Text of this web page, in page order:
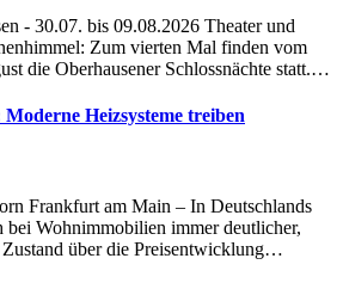
- 30.07. bis 09.08.2026 Theater und
Zum vierten Mal finden vom
die Oberhausener Schlossnächte statt.…
Heizsysteme treiben
Frankfurt am Main – In Deutschlands
bei Wohnimmobilien immer deutlicher,
über die Preisentwicklung…